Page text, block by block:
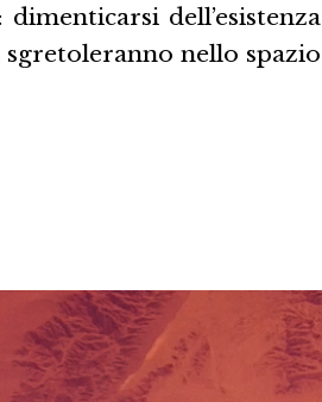
dell’esistenza
sgretoleranno nello spazio